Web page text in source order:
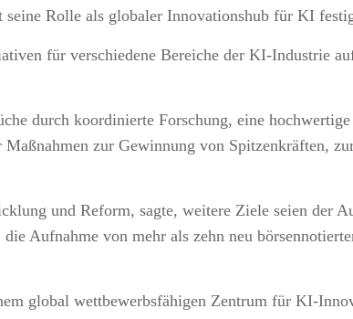
Rolle als globaler Innovationshub für KI
für verschiedene Bereiche der KI-Industrie
durch koordinierte Forschung, eine
Maßnahmen zur Gewinnung von Spitzenkräften,
und Reform, sagte, weitere Ziele seien der
Aufnahme von mehr als zehn neu
global wettbewerbsfähigen Zentrum für KI-